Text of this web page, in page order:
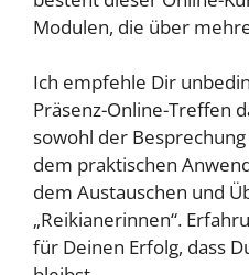
Modulen, die über
Ich empfehle Dir
Präsenz-Online-Treffen
sowohl der
dem praktischen
dem Austauschen und
„Reikianerinnen“.
für Deinen Erfolg, dass